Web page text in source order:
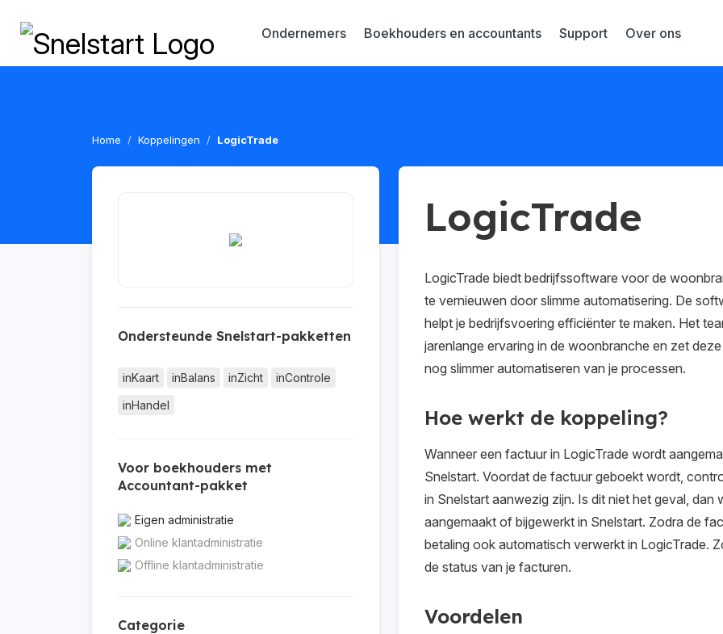
Ondernemers Boekhouders en accountants Support Over ons
Home Koppelingen LogicTrade
Ondersteunde Snelstart-pakketten
inKaart inBalans inZicht
inControle
inHandel
Voor boekhouders met
Accountant-pakket
Eigen administratie
Online klantadministratie
Offline klantadministratie
Categorie
LogicTrade
LogicTrade biedt bedrijfssoftware voor de
te vernieuwen door slimme automatisering. De
helpt je bedrijfsvoering efficiënter te maken. Het
jarenlange ervaring in de woonbranche en zet
nog slimmer automatiseren van je processen.
Hoe werkt de koppeling?
Wanneer een factuur in LogicTrade wordt
Snelstart. Voordat de factuur geboekt wordt,
in Snelstart aanwezig zijn. Is dit niet het geval, dan
aangemaakt of bijgewerkt in Snelstart. Zodra de
betaling ook automatisch verwerkt in LogicTrade.
de status van je facturen.
Voordelen